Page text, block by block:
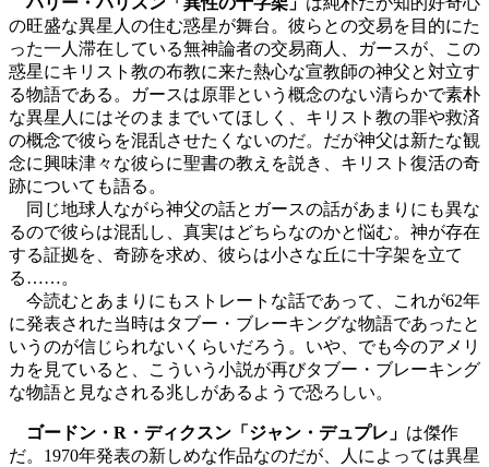
の旺盛な異星人の住む惑星が舞台。彼らとの交易を目的にた
った一人滞在している無神論者の交易商人、ガースが、この
惑星にキリスト教の布教に来た熱心な宣教師の神父と対立す
る物語である。ガースは原罪という概念のない清らかで素朴
な異星人にはそのままでいてほしく、キリスト教の罪や救済
の概念で彼らを混乱させたくないのだ。だが神父は新たな観
念に興味津々な彼らに聖書の教えを説き、キリスト復活の奇
跡についても語る。
同じ地球人ながら神父の話とガースの話があまりにも異な
るので彼らは混乱し、真実はどちらなのかと悩む。神が存在
する証拠を、奇跡を求め、彼らは小さな丘に十字架を立て
る……。
今読むとあまりにもストレートな話であって、これが62年
に発表された当時はタブー・ブレーキングな物語であったと
いうのが信じられないくらいだろう。いや、でも今のアメリ
カを見ていると、こういう小説が再びタブー・ブレーキング
な物語と見なされる兆しがあるようで恐ろしい。
ゴードン・R・ディクスン「ジャン・デュプレ」 は傑作
だ。1970年発表の新しめな作品なのだが、人によっては異星